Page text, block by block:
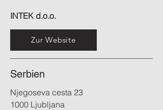
INTEK d.o.o.
Zur Website
Serbien
Njegoseva cesta 23
1000 Ljubljana